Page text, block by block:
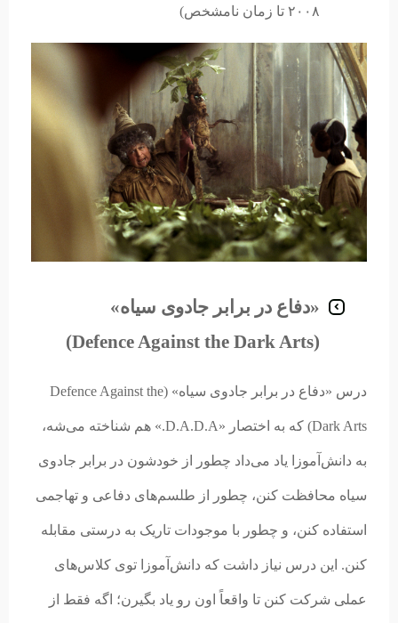
۲۰۰۸ تا زمان نامشخص)
«دفاع در برابر جادوی سیاه»
(Defence Against the Dark Arts)
درس «دفاع در برابر جادوی سیاه» (Defence Against the
Dark Arts) که به اختصار «D.A.D.A.» هم شناخته می‌شه،
به دانش‌آموزا یاد می‌داد چطور از خودشون در برابر جادوی
سیاه محافظت کنن، چطور از طلسم‌های دفاعی و تهاجمی
استفاده کنن، و چطور با موجودات تاریک به درستی مقابله
کنن. این درس نیاز داشت که دانش‌آموزا توی کلاس‌های
عملی شرکت کنن تا واقعاً اون رو یاد بگیرن؛ اگه فقط از